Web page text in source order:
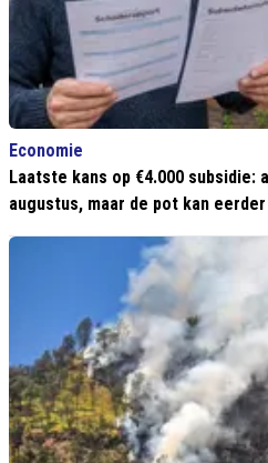
Economie
Laatste kans op €4.000 subsidie:
augustus, maar de pot kan